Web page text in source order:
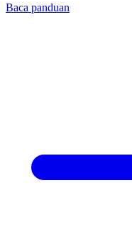
Baca panduan